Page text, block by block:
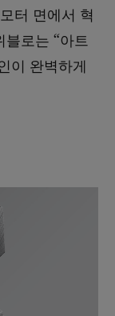
터 면에서 혁
블로는 “아트
이 완벽하게